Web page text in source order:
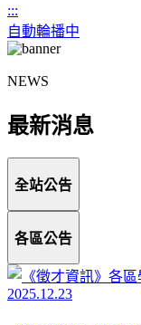
:::
自動輪播中
NEWS
最新消息
全站公告
各區公告
2025.12.23